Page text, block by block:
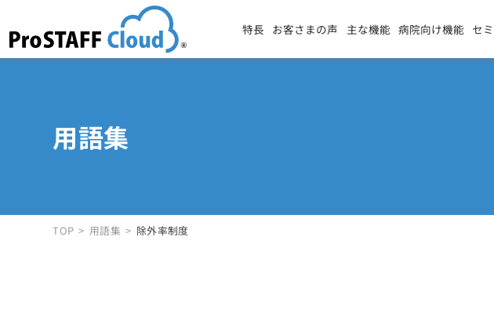
特長 お客さまの声 主な機能 病院向け機能 セ
用語集
TOP 用語集 除外率制度